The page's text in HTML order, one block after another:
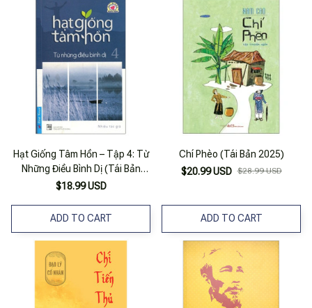
Hạt Giống Tâm Hồn – Tập 4: Từ
Những Điều Bình Dị (Tái Bản
2020) – Khổ Nhỏ
$18.99 USD
ADD TO CART
Chí Phèo (Tái Bản 2025)
$20.99 USD $28.99 USD
ADD TO CART